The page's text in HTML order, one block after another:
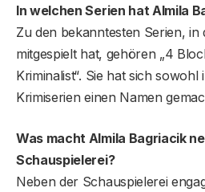
In welchen Serien hat Almila
Zu den bekanntesten Serien, in
mitgespielt hat, gehören „4
Kriminalist“. Sie hat sich
Krimiserien einen Namen
Was macht Almila Bagriacik
Schauspielerei?
Neben der Schauspielerei